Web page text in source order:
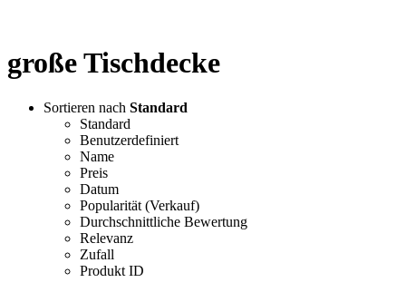
große Tischdecke
Sortieren nach Standard
Standard
Benutzerdefiniert
Name
Preis
Datum
Popularität (Verkauf)
Durchschnittliche Bewertung
Relevanz
Zufall
Produkt ID